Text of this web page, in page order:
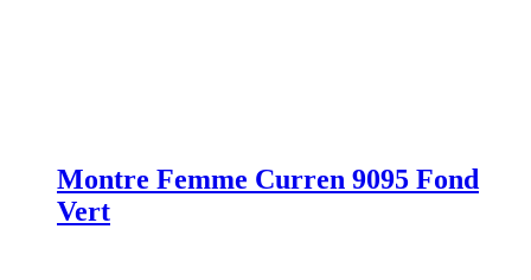
Montre Femme Curren 9095 Fond
Vert